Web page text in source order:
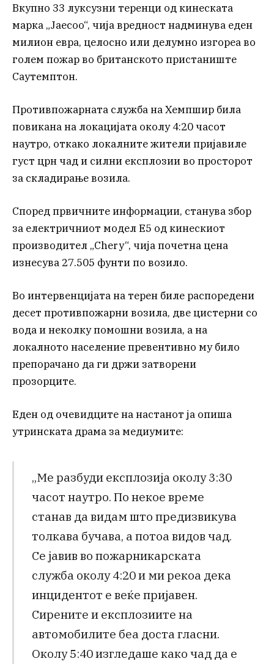
Вкупно 33 луксузни теренци од кинеската
марка „Jaecoo“, чија вредност надминува еден
милион евра, целосно или делумно изгореа во
голем пожар во британското пристаниште
Саутемптон.
Противпожарната служба на Хемпшир била
повикана на локацијата околу 4:20 часот
наутро, откако локалните жители пријавиле
густ црн чад и силни експлозии во просторот
за складирање возила.
Според првичните информации, станува збор
за електричниот модел E5 од кинескиот
производител „Chery“, чија почетна цена
изнесува 27.505 фунти по возило.
Во интервенцијата на терен биле распоредени
десет противпожарни возила, две цистерни со
вода и неколку помошни возила, а на
локалното население превентивно му било
препорачано да ги држи затворени
прозорците.
Еден од очевидците на настанот ја опиша
утринската драма за медиумите:
„Ме разбуди експлозија околу 3:30
часот наутро. По некое време
станав да видам што предизвикува
толкава бучава, а потоа видов чад.
Се јавив во пожарникарската
служба околу 4:20 и ми рекоа дека
инцидентот е веќе пријавен.
Сирените и експлозиите на
автомобилите беа доста гласни.
Околу 5:40 изгледаше како чад да е